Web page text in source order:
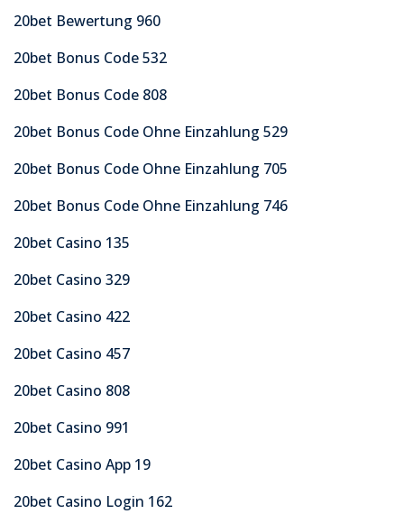
20bet Bewertung 960
20bet Bonus Code 532
20bet Bonus Code 808
20bet Bonus Code Ohne Einzahlung 529
20bet Bonus Code Ohne Einzahlung 705
20bet Bonus Code Ohne Einzahlung 746
20bet Casino 135
20bet Casino 329
20bet Casino 422
20bet Casino 457
20bet Casino 808
20bet Casino 991
20bet Casino App 19
20bet Casino Login 162